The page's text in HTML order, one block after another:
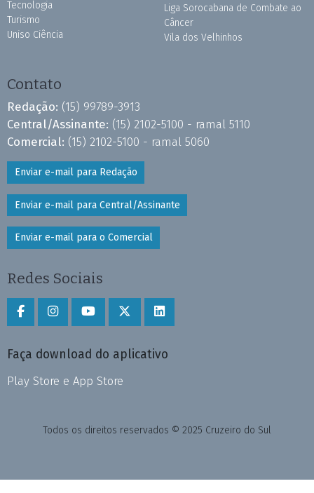
Tecnologia
Turismo
Uniso Ciência
Liga Sorocabana de Combate ao
Câncer
Vila dos Velhinhos
Contato
Redação: (15) 99789-3913
Central/Assinante: (15) 2102-5100 - ramal 5110
Comercial: (15) 2102-5100 - ramal 5060
Enviar e-mail para Redação
Enviar e-mail para Central/Assinante
Enviar e-mail para o Comercial
Redes Sociais
Faça download do aplicativo
Play Store e App Store
Todos os direitos reservados © 2025 Cruzeiro do Sul